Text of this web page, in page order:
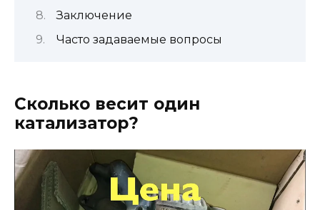
Заключение
Часто задаваемые вопросы
Сколько весит один
катализатор?